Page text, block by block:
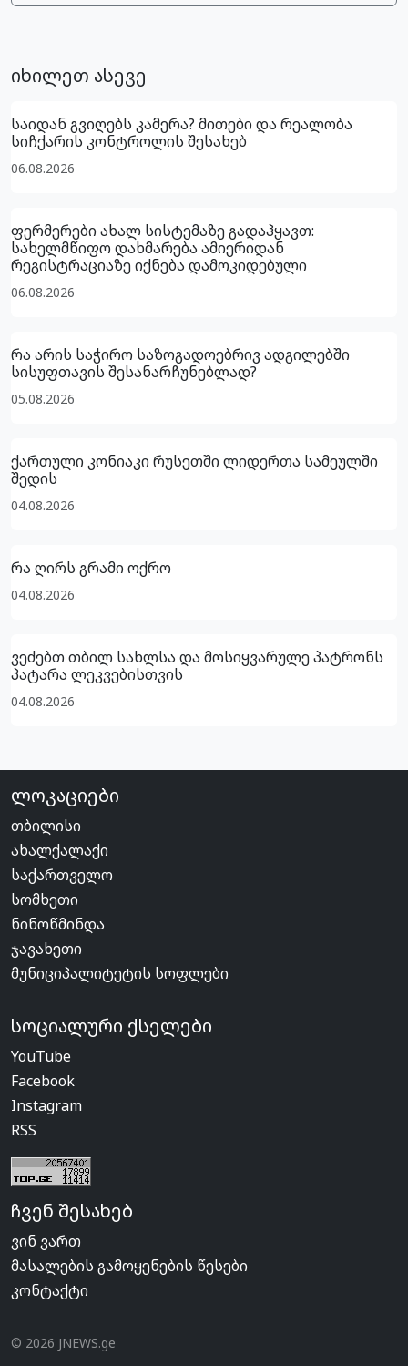
იხილეთ ასევე
საიდან გვიღებს კამერა? მითები და რეალობა
სიჩქარის კონტროლის შესახებ
06.08.2026
ფერმერები ახალ სისტემაზე გადაჰყავთ:
სახელმწიფო დახმარება ამიერიდან
რეგისტრაციაზე იქნება დამოკიდებული
06.08.2026
რა არის საჭირო საზოგადოებრივ ადგილებში
სისუფთავის შესანარჩუნებლად?
05.08.2026
ქართული კონიაკი რუსეთში ლიდერთა სამეულში
შედის
04.08.2026
რა ღირს გრამი ოქრო
04.08.2026
ვეძებთ თბილ სახლსა და მოსიყვარულე პატრონს
პატარა ლეკვებისთვის
04.08.2026
ლოკაციები
თბილისი
ახალქალაქი
საქართველო
სომხეთი
ნინოწმინდა
ჯავახეთი
მუნიციპალიტეტის სოფლები
სოციალური ქსელები
YouTube
Facebook
Instagram
RSS
ჩვენ შესახებ
ვინ ვართ
მასალების გამოყენების წესები
კონტაქტი
© 2026 JNEWS.ge